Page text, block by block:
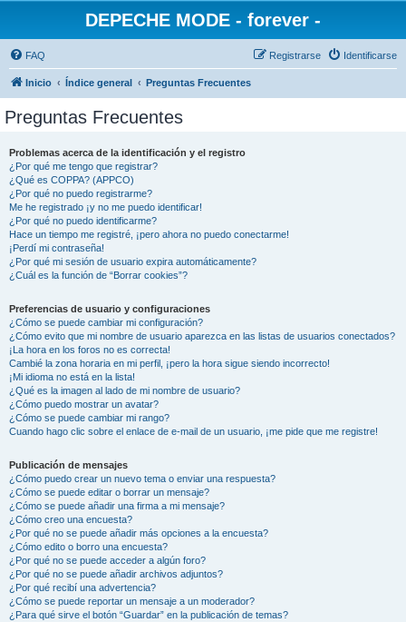
DEPECHE MODE - forever -
FAQ Identificarse
Registrarse
Inicio Índice general Preguntas Frecuentes
Preguntas Frecuentes
Problemas acerca de la identificación y el registro
¿Por qué me tengo que registrar?
¿Qué es COPPA? (APPCO)
¿Por qué no puedo registrarme?
Me he registrado ¡y no me puedo identificar!
¿Por qué no puedo identificarme?
Hace un tiempo me registré, ¡pero ahora no puedo conectarme!
¡Perdí mi contraseña!
¿Por qué mi sesión de usuario expira automáticamente?
¿Cuál es la función de “Borrar cookies”?
Preferencias de usuario y configuraciones
¿Cómo se puede cambiar mi configuración?
¿Cómo evito que mi nombre de usuario aparezca en las listas de usuarios conectados?
¡La hora en los foros no es correcta!
Cambié la zona horaria en mi perfil, ¡pero la hora sigue siendo incorrecto!
¡Mi idioma no está en la lista!
¿Qué es la imagen al lado de mi nombre de usuario?
¿Cómo puedo mostrar un avatar?
¿Cómo se puede cambiar mi rango?
Cuando hago clic sobre el enlace de e-mail de un usuario, ¡me pide que me registre!
Publicación de mensajes
¿Cómo puedo crear un nuevo tema o enviar una respuesta?
¿Cómo se puede editar o borrar un mensaje?
¿Cómo se puede añadir una firma a mi mensaje?
¿Cómo creo una encuesta?
¿Por qué no se puede añadir más opciones a la encuesta?
¿Cómo edito o borro una encuesta?
¿Por qué no se puede acceder a algún foro?
¿Por qué no se puede añadir archivos adjuntos?
¿Por qué recibí una advertencia?
¿Cómo se puede reportar un mensaje a un moderador?
¿Para qué sirve el botón “Guardar” en la publicación de temas?